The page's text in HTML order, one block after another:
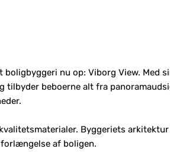
nu op: Viborg View. Med
beboerne alt fra
Byggeriets
af boligen.